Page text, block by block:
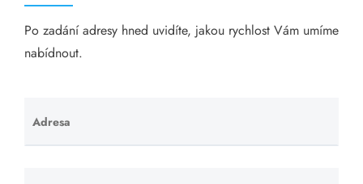
Katalog A-seznam.cz
Visací zámky - TOKOZ
Po zadání adresy hned uvidíte, jakou rychlost Vám umíme
nabídnout.
Adresa
Ponechte
toto pole